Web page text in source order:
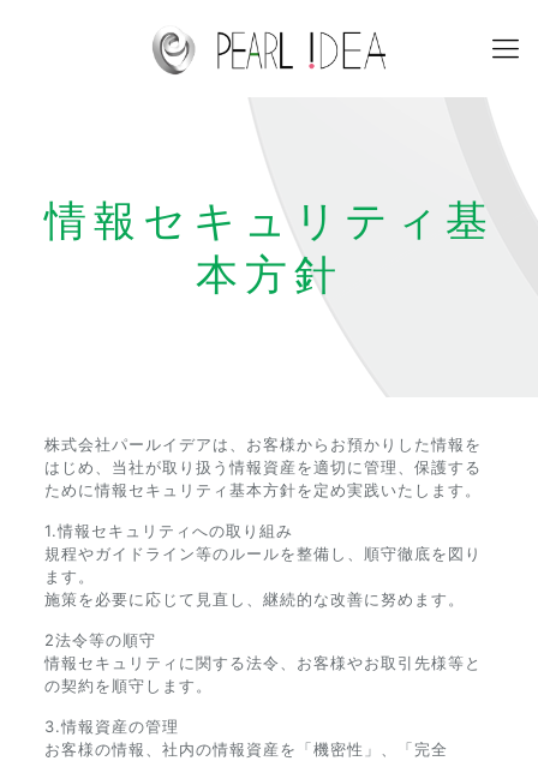
情報セキュリティ基
本方針
株式会社パールイデアは、お客様からお預かりした情報を
はじめ、当社が取り扱う情報資産を適切に管理、保護する
ために情報セキュリティ基本方針を定め実践いたします。
1.情報セキュリティへの取り組み
規程やガイドライン等のルールを整備し、順守徹底を図り
ます。
施策を必要に応じて見直し、継続的な改善に努めます。
2法令等の順守
情報セキュリティに関する法令、お客様やお取引先様等と
の契約を順守します。
3.情報資産の管理
お客様の情報、社内の情報資産を「機密性」、「完全